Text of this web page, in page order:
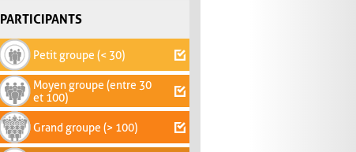
PARTICIPANTS
Petit groupe (< 30)
Moyen groupe (entre 30
et 100)
Grand groupe (> 100)